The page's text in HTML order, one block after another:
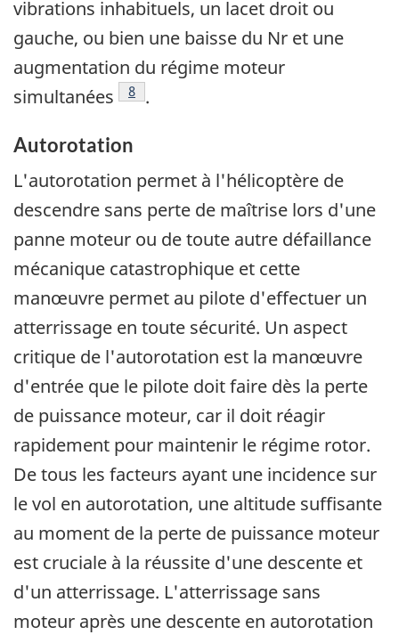
vibrations inhabituels, un lacet droit ou
gauche, ou bien une baisse du Nr et une
augmentation du régime moteur
simultanées
Note de bas de page
8 .
Autorotation
L'autorotation permet à l'hélicoptère de
descendre sans perte de maîtrise lors d'une
panne moteur ou de toute autre défaillance
mécanique catastrophique et cette
manœuvre permet au pilote d'effectuer un
atterrissage en toute sécurité. Un aspect
critique de l'autorotation est la manœuvre
d'entrée que le pilote doit faire dès la perte
de puissance moteur, car il doit réagir
rapidement pour maintenir le régime rotor.
De tous les facteurs ayant une incidence sur
le vol en autorotation, une altitude suffisante
au moment de la perte de puissance moteur
est cruciale à la réussite d'une descente et
d'un atterrissage. L'atterrissage sans
moteur après une descente en autorotation